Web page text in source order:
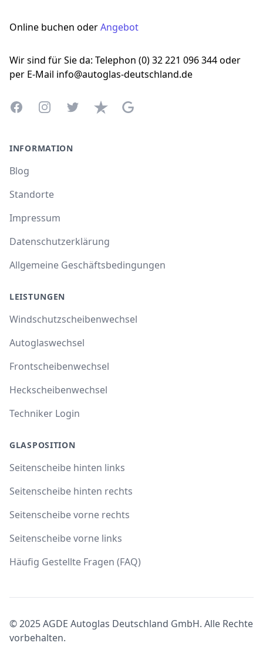
Online buchen oderAngebot
Wir sind für Sie da: Telephon (0) 32 221 096 344 oder
per E-Mail info@autoglas-deutschland.de
FacebookInstagramTwitterTrustpilotGoogle Business Profile
INFORMATION
Blog
Standorte
Impressum
Datenschutzerklärung
Allgemeine Geschäftsbedingungen
LEISTUNGEN
Windschutzscheibenwechsel
Autoglaswechsel
Frontscheibenwechsel
Heckscheibenwechsel
Techniker Login
GLASPOSITION
Seitenscheibe hinten links
Seitenscheibe hinten rechts
Seitenscheibe vorne rechts
Seitenscheibe vorne links
Häufig Gestellte Fragen (FAQ)
© 2025 AGDE Autoglas Deutschland GmbH. Alle Rechte
vorbehalten.